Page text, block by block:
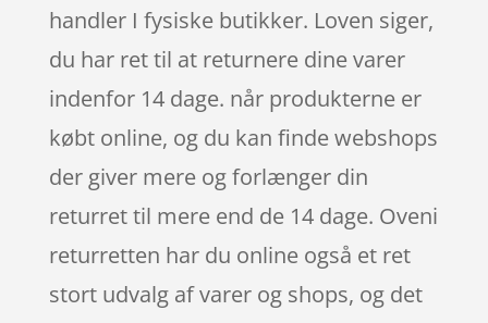
handler I fysiske butikker. Loven siger,
du har ret til at returnere dine varer
indenfor 14 dage. når produkterne er
købt online, og du kan finde webshops
der giver mere og forlænger din
returret til mere end de 14 dage. Oveni
returretten har du online også et ret
stort udvalg af varer og shops, og det